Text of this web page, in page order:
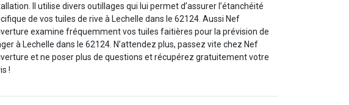
Il utilise divers outillages qui lui permet d’assurer l’étanchéité
de vos tuiles de rive à Lechelle dans le 62124. Aussi Nef
examine fréquemment vos tuiles faitières pour la prévision de
à Lechelle dans le 62124. N’attendez plus, passez vite chez Nef
et ne poser plus de questions et récupérez gratuitement votre
!